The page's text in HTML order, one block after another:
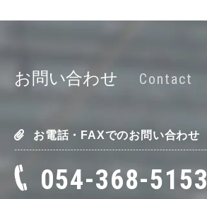
お問い合わせ Contact
お電話・FAXでのお問い合わせ
054-368-5153